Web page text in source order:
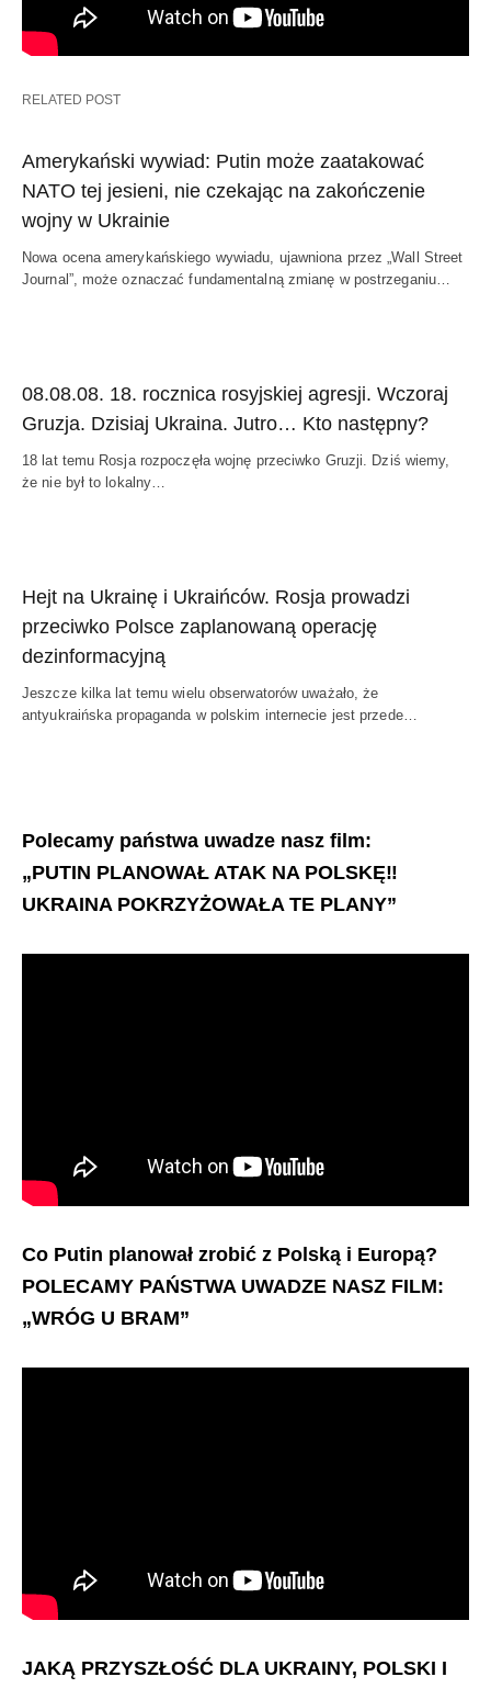
RELATED POST
Amerykański wywiad: Putin może zaatakować
NATO tej jesieni, nie czekając na zakończenie
wojny w Ukrainie
Nowa ocena amerykańskiego wywiadu, ujawniona przez „Wall Street
Journal”, może oznaczać fundamentalną zmianę w postrzeganiu…
08.08.08. 18. rocznica rosyjskiej agresji. Wczoraj
Gruzja. Dzisiaj Ukraina. Jutro… Kto następny?
18 lat temu Rosja rozpoczęła wojnę przeciwko Gruzji. Dziś wiemy,
że nie był to lokalny…
Hejt na Ukrainę i Ukraińców. Rosja prowadzi
przeciwko Polsce zaplanowaną operację
dezinformacyjną
Jeszcze kilka lat temu wielu obserwatorów uważało, że
antyukraińska propaganda w polskim internecie jest przede…
Polecamy państwa uwadze nasz film:
„PUTIN PLANOWAŁ ATAK NA POLSKĘ‼️
UKRAINA POKRZYŻOWAŁA TE PLANY”
Co Putin planował zrobić z Polską i Europą?
POLECAMY PAŃSTWA UWADZE NASZ FILM:
„WRÓG U BRAM”
JAKĄ PRZYSZŁOŚĆ DLA UKRAINY, POLSKI I